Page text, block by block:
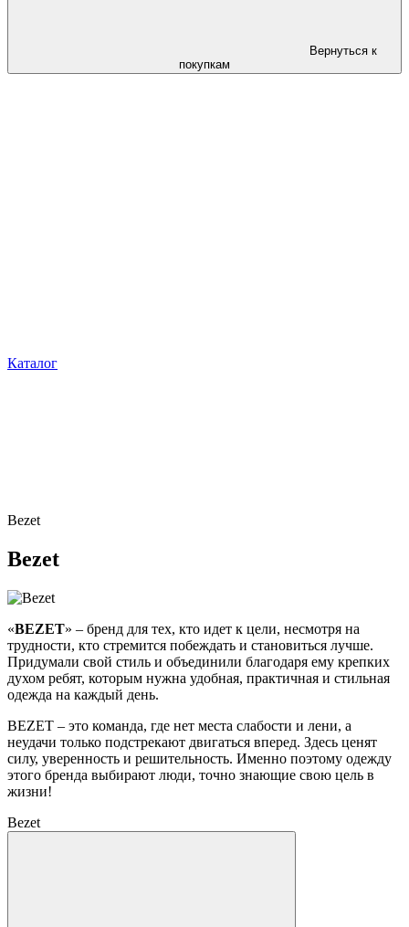
Вернуться к
покупкам
Каталог
Bezet
Bezet
«BEZET» – бренд для тех, кто идет к цели, несмотря на
трудности, кто стремится побеждать и становиться лучше.
Придумали свой стиль и объединили благодаря ему крепких
духом ребят, которым нужна удобная, практичная и стильная
одежда на каждый день.
BEZET – это команда, где нет места слабости и лени, а
неудачи только подстрекают двигаться вперед. Здесь ценят
силу, уверенность и решительность. Именно поэтому одежду
этого бренда выбирают люди, точно знающие свою цель в
жизни!
Bezet